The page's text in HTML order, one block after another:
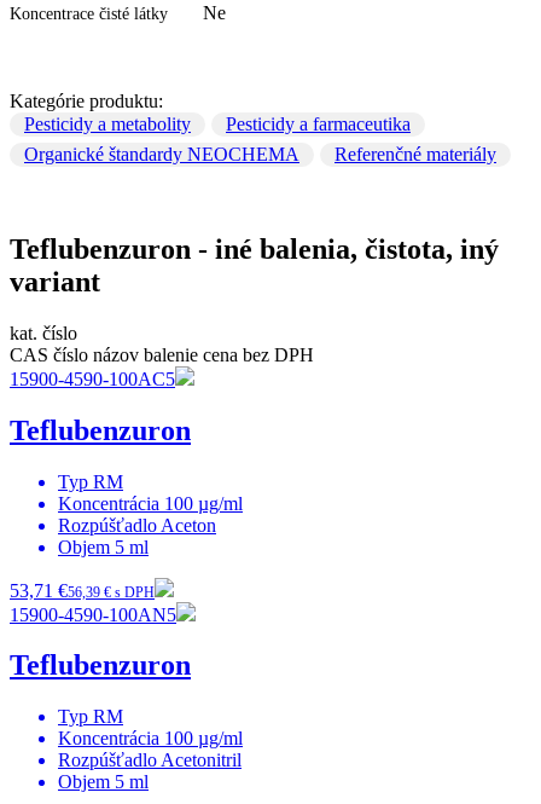
Koncentrace čisté látky Ne
Kategórie produktu:
Pesticidy a metabolity
Pesticidy a farmaceutika
Organické štandardy NEOCHEMA
Referenčné materiály
Teflubenzuron - iné balenia, čistota, iný
variant
kat. číslo
CAS číslo názov balenie cena bez DPH
15900-4590-100AC5
Teflubenzuron
Typ RM
Koncentrácia 100 µg/ml
Rozpúšťadlo Aceton
Objem 5 ml
53,71 €56,39 € s DPH
15900-4590-100AN5
Teflubenzuron
Typ RM
Koncentrácia 100 µg/ml
Rozpúšťadlo Acetonitril
Objem 5 ml